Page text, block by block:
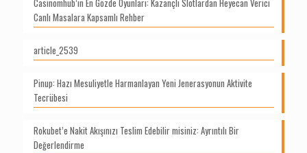
Casinomhub’ın En Gözde Oyunları: Kazançlı Slotlardan Heyecan Verici
Canlı Masalara Kapsamlı Rehber
article_2539
Pinup: Hazı Mesuliyetle Harmanlayan Yeni Jenerasyonun Aktivite
Tecrübesi
Rokubet’e Nakit Akışınızı Teslim Edebilir misiniz: Ayrıntılı Bir
Değerlendirme